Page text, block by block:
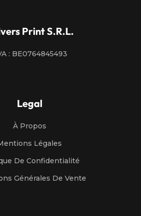
Print S.R.L.
: BE0764845493
Legal
À Propos
Légales
De Confidentialité
Générales De Vente